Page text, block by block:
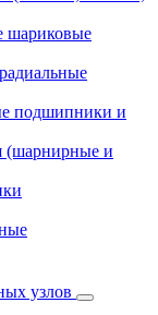
шариковые
подшипники и
(шарнирные и
узлов